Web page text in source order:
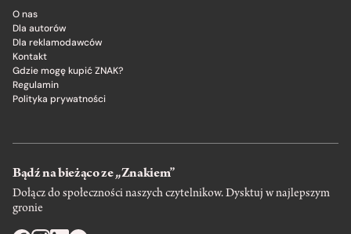
O nas
Dla autorów
Dla reklamodawców
Kontakt
Gdzie mogę kupić ZNAK?
Regulamin
Polityka prywatności
Bądź na bieżąco ze „Znakiem”
Dołącz do społeczności naszych czytelnikow. Dysktuj w najlepszym
gronie